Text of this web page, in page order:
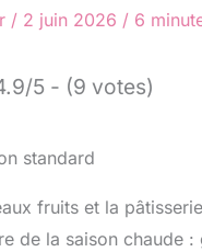
/ 2 juin 2026 / 6
5 - (9 votes)
fruits et la
de la saison chaude